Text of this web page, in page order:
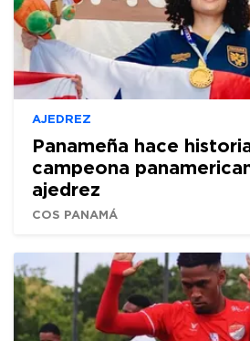
AJEDREZ
Panameña hace
campeona
ajedrez
COS PANAMÁ